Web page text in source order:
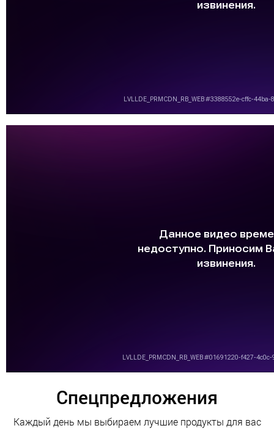
Спецпредложения
Каждый день мы выбираем лучшие продукты для вас